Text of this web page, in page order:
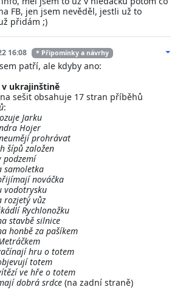
FB, jen jsem nevěděl, jestli už to
přidám ;)
16:08 * Připomínky a návrhy
patří, ale kdyby ano:
v ukrajinštině
sešit obsahuje 17 stran příběhů
:
Jarku
Hojer
prohrávat
šípů založen
podzemí
samoletka
nováčka
vodotrysku
rozjetý vůz
Rychlonožku
stavbě silnice
honbě za pašíkem
hru o totem
totem
ve hře o totem
dobrá srdce (na zadní straně)